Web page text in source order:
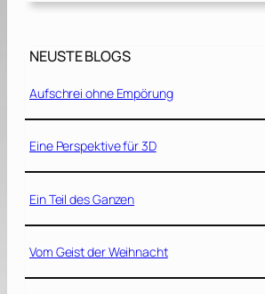
NEUSTE BLOGS
Aufschrei ohne Empörung
Eine Perspektive für 3D
Ein Teil des Ganzen
Vom Geist der Weihnacht